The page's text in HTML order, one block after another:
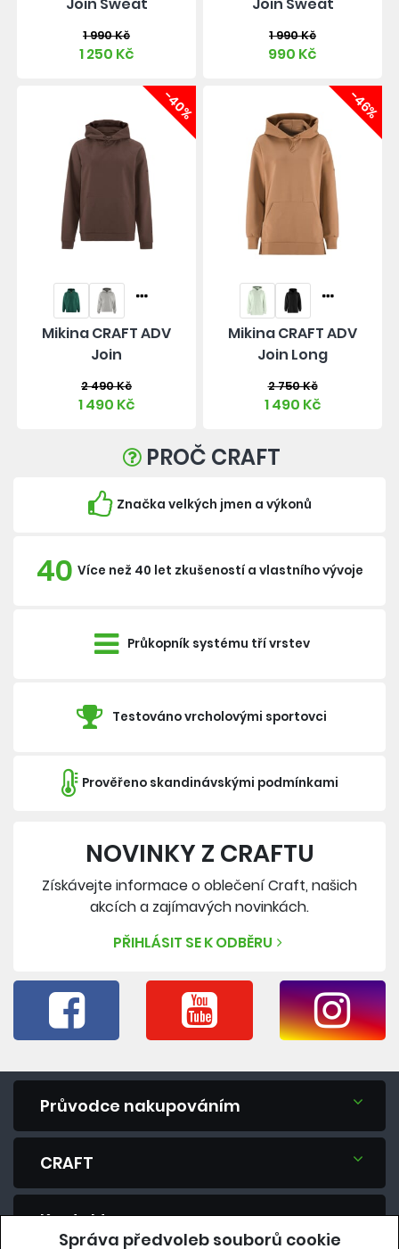
Správa předvoleb souborů cookie
1 990 Kč
1 250 Kč
1 990 Kč
990 Kč
-40%
Mikina CRAFT ADV
Join
2 490 Kč
1 490 Kč
-46%
Mikina CRAFT ADV
Join Long
2 750 Kč
1 490 Kč
PROČ CRAFT
Značka velkých jmen a výkonů
40 Více než 40 let zkušeností a vlastního vývoje
Průkopník systému tří vrstev
Testováno vrcholovými sportovci
Prověřeno skandinávskými podmínkami
NOVINKY Z CRAFTU
Získávejte informace o oblečení Craft, našich
akcích a zajímavých novinkách.
PŘIHLÁSIT SE K ODBĚRU
Průvodce nakupováním
CRAFT
Kontakt